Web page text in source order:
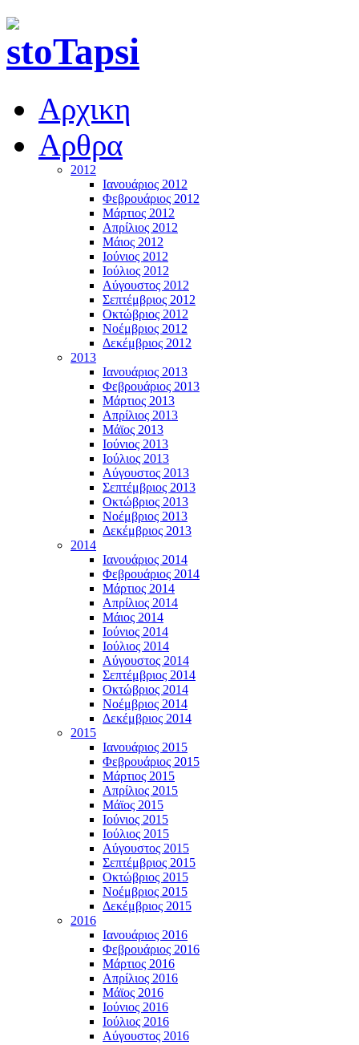
Αρχικη
Αρθρα
2012
Ιανουάριος 2012
Φεβρουάριος 2012
Μάρτιος 2012
Απρίλιος 2012
Μάιος 2012
Ιούνιος 2012
Ιούλιος 2012
Αύγουστος 2012
Σεπτέμβριος 2012
Οκτώβριος 2012
Νοέμβριος 2012
Δεκέμβριος 2012
2013
Ιανουάριος 2013
Φεβρουάριος 2013
Μάρτιος 2013
Απρίλιος 2013
Μάϊος 2013
Ιούνιος 2013
Ιούλιος 2013
Αύγουστος 2013
Σεπτέμβριος 2013
Οκτώβριος 2013
Νοέμβριος 2013
Δεκέμβριος 2013
2014
Ιανουάριος 2014
Φεβρουάριος 2014
Μάρτιος 2014
Απρίλιος 2014
Μάιος 2014
Ιούνιος 2014
Ιούλιος 2014
Αύγουστος 2014
Σεπτέμβριος 2014
Οκτώβριος 2014
Νοέμβριος 2014
Δεκέμβριος 2014
2015
Ιανουάριος 2015
Φεβρουάριος 2015
Μάρτιος 2015
Απρίλιος 2015
Μάϊος 2015
Ιούνιος 2015
Ιούλιος 2015
Αύγουστος 2015
Σεπτέμβριος 2015
Οκτώβριος 2015
Νοέμβριος 2015
Δεκέμβριος 2015
2016
Ιανουάριος 2016
Φεβρουάριος 2016
Μάρτιος 2016
Απρίλιος 2016
Μάϊος 2016
Ιούνιος 2016
Ιούλιος 2016
Αύγουστος 2016